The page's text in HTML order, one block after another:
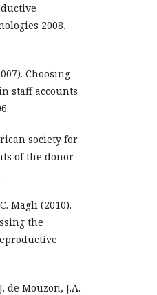
2008,
Choosing
staff accounts
society for
of the donor
Magli (2010).
the
de Mouzon, J.A.